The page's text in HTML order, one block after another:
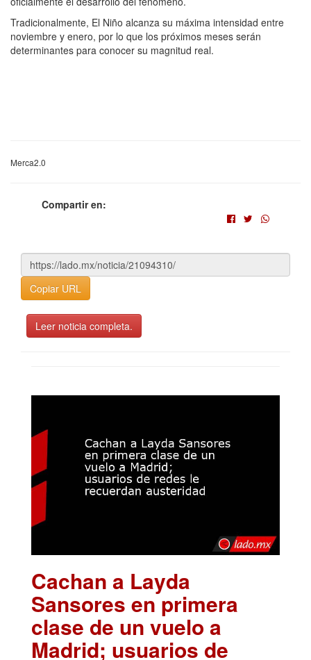
Tradicionalmente, El Niño alcanza su máxima intensidad entre
noviembre y enero, por lo que los próximos meses serán
determinantes para conocer su magnitud real.
Merca2.0
Compartir en:
Copiar URL
Leer noticia completa.
Cachan a Layda
Sansores en primera
clase de un vuelo a
Madrid; usuarios de